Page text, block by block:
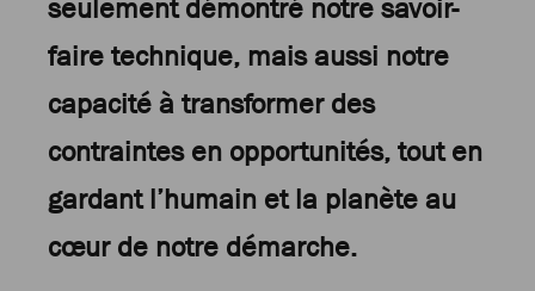
seulement démontré notre savoir-
faire technique, mais aussi notre
capacité à transformer des
contraintes en opportunités, tout en
gardant l’humain et la planète au
cœur de notre démarche.